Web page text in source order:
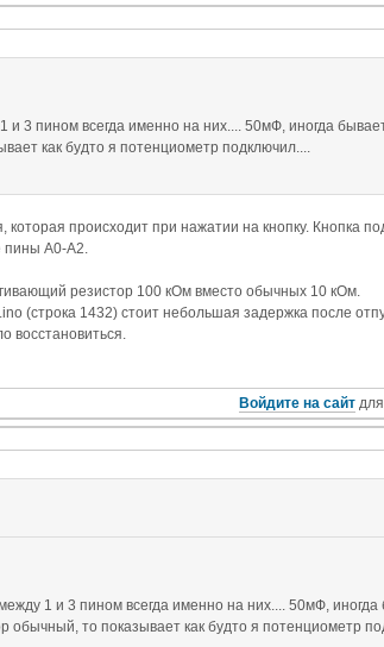
и 3 пином всегда именно на них.... 50мФ, иногда
как будто я потенциометр подключил....
происходит при нажатии на кнопку. Кнопка
A0-A2.
резистор 100 кОм вместо обычных 10 кОм.
(строка 1432) стоит небольшая задержка после
восстановиться.
Войдите на сайт
1 и 3 пином всегда именно на них.... 50мФ, иногда
обычный, то показывает как будто я потенциометр